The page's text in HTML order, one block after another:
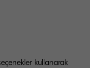
kullanarak